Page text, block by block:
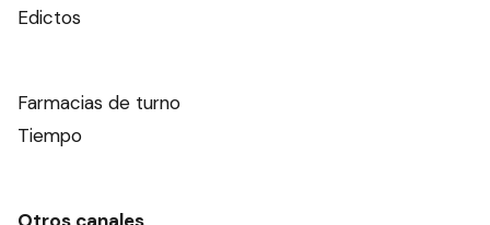
Edictos
Farmacias de turno
Tiempo